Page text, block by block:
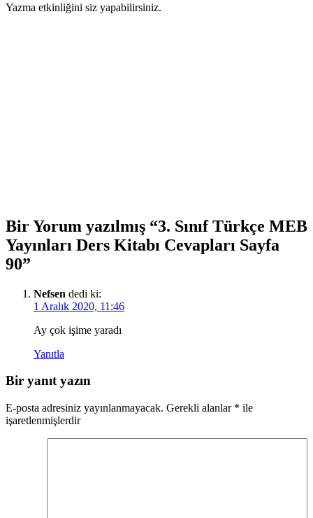
Yazma etkinliğini siz yapabilirsiniz.
Bir Yorum yazılmış “3. Sınıf Türkçe MEB
Yayınları Ders Kitabı Cevapları Sayfa
90”
Nefsen dedi ki:
1 Aralık 2020, 11:46
Ay çok işime yaradı
Yanıtla
Bir yanıt yazın
E-posta adresiniz yayınlanmayacak. Gerekli alanlar * ile
işaretlenmişlerdir